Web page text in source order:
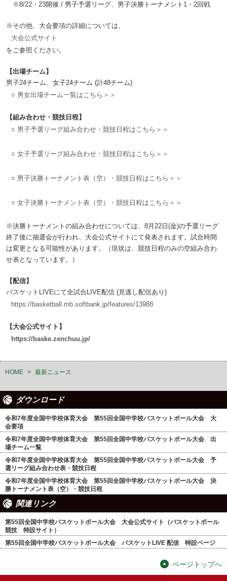
※8/22・23開催 / 男子予選リーグ、男子決勝トーナメント1・2回戦
※その他、大会要項の詳細については、
大会公式サイト
をご参照ください。
【出場チーム】
男子24チーム、女子24チーム (計48チーム)
○ 男女出場チーム一覧はこちら＞＞
【組み合わせ・競技日程】
○ 男子予選リーグ組み合わせ・競技日程はこちら＞＞
○ 女子予選リーグ組み合わせ・競技日程はこちら＞＞
○ 男子決勝トーナメント表（空）・競技日程はこちら＞＞
○ 女子決勝トーナメント表（空）・競技日程はこちら＞＞
※決勝トーナメントの組み合わせについては、8月22日(金)の予選リーグ
終了後に抽選会が行われ、大会公式サイトにて発表されます。試合時間
は変更となる可能性があります。（現状は、競技日程のみの空組み合わ
せ表となっています。）
【配信】
バスケットLIVEにて全試合LIVE配信 (見逃し配信あり)
https://basketball.mb.softbank.jp/features/13988
【大会公式サイト】
https://baske.zenchuu.jp/
HOME > 最新ニュース
ダウンロード
令和7年度全国中学校体育大会 第55回全国中学校バスケットボール大会 大
会要項
令和7年度全国中学校体育大会 第55回全国中学校バスケットボール大会 出
場チーム一覧
令和7年度全国中学校体育大会 第55回全国中学校バスケットボール大会 予
選リーグ組み合わせ表・競技日程
令和7年度全国中学校体育大会 第55回全国中学校バスケットボール大会 決
勝トーナメント表（空）・競技日程
関連リンク
第55回全国中学校バスケットボール大会 大会公式サイト（バスケットボール
競技 特設サイト）
第55回全国中学校バスケットボール大会 バスケットLIVE 配信 特設ページ
ページトップへ